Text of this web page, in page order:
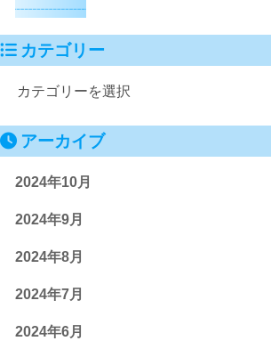
カテゴリー
アーカイブ
2024年10月
2024年9月
2024年8月
2024年7月
2024年6月